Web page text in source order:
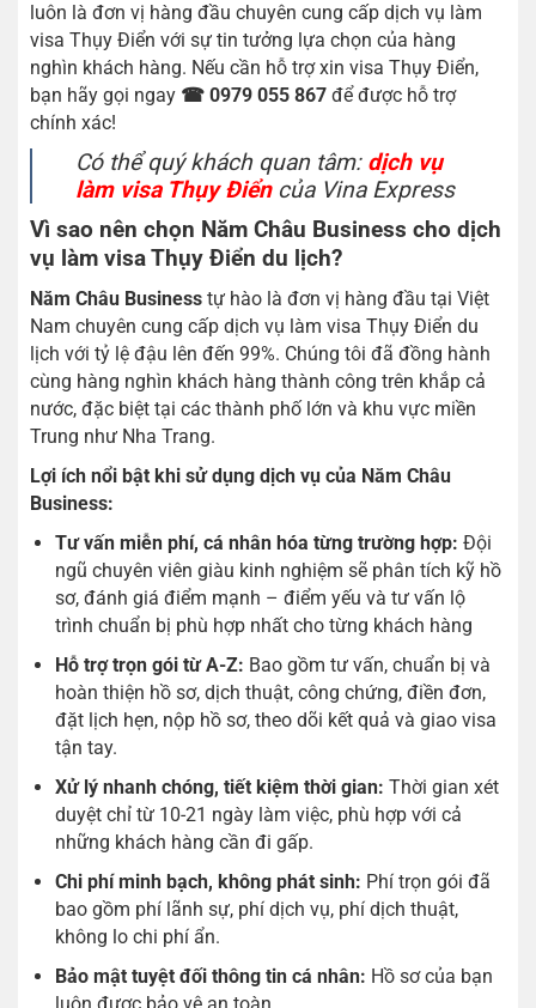
luôn là đơn vị hàng đầu chuyên cung cấp dịch vụ làm
visa Thụy Điển với sự tin tưởng lựa chọn của hàng
nghìn khách hàng. Nếu cần hỗ trợ xin visa Thụy Điển,
bạn hãy gọi ngay ☎ 0979 055 867 để được hỗ trợ
chính xác!
Có thể quý khách quan tâm: dịch vụ
làm visa Thụy Điểncủa Vina Express
Vì sao nên chọn Năm Châu Business cho dịch
vụ làm visa Thụy Điển du lịch?
Năm Châu Business tự hào là đơn vị hàng đầu tại Việt
Nam chuyên cung cấp dịch vụ làm visa Thụy Điển du
lịch với tỷ lệ đậu lên đến 99%. Chúng tôi đã đồng hành
cùng hàng nghìn khách hàng thành công trên khắp cả
nước, đặc biệt tại các thành phố lớn và khu vực miền
Trung như Nha Trang.
Lợi ích nổi bật khi sử dụng dịch vụ của Năm Châu
Business:
Tư vấn miễn phí, cá nhân hóa từng trường hợp: Đội
ngũ chuyên viên giàu kinh nghiệm sẽ phân tích kỹ hồ
sơ, đánh giá điểm mạnh – điểm yếu và tư vấn lộ
trình chuẩn bị phù hợp nhất cho từng khách hàng
Hỗ trợ trọn gói từ A-Z: Bao gồm tư vấn, chuẩn bị và
hoàn thiện hồ sơ, dịch thuật, công chứng, điền đơn,
đặt lịch hẹn, nộp hồ sơ, theo dõi kết quả và giao visa
tận tay.
Xử lý nhanh chóng, tiết kiệm thời gian: Thời gian xét
duyệt chỉ từ 10-21 ngày làm việc, phù hợp với cả
những khách hàng cần đi gấp.
Chi phí minh bạch, không phát sinh: Phí trọn gói đã
bao gồm phí lãnh sự, phí dịch vụ, phí dịch thuật,
không lo chi phí ẩn.
Bảo mật tuyệt đối thông tin cá nhân: Hồ sơ của bạn